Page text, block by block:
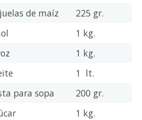
de maíz
225 gr.
1 kg.
1 kg.
1 lt.
para sopa
200 gr.
1 kg.